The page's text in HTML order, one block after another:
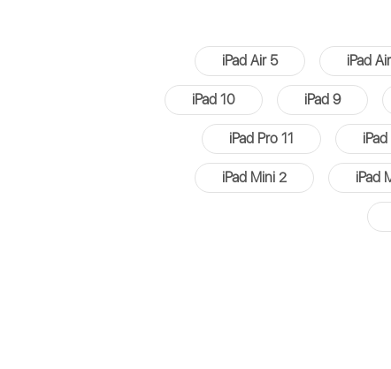
iPad Air 5 iPad
iPad 10 iPad 9
iPad Pro 11
iPad Mini 2 iPad